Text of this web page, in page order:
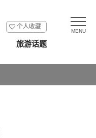
个人收藏
旅游话题